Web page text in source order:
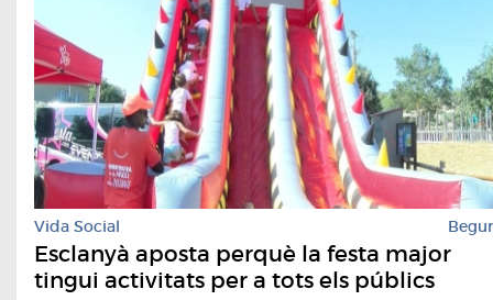
Vida Social Begur
Esclanyà aposta perquè la festa major
tingui activitats per a tots els públics